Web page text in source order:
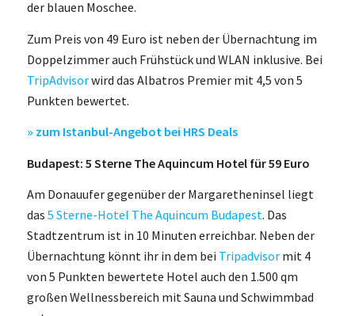
der blauen Moschee.
Zum Preis von 49 Euro ist neben der Übernachtung im
Doppelzimmer auch Frühstück und WLAN inklusive. Bei
TripAdvisorwird das Albatros Premier mit 4,5 von 5
Punkten bewertet.
» zum Istanbul-Angebot bei HRS Deals
Budapest: 5 Sterne The Aquincum Hotel für 59 Euro
Am Donauufer gegenüber der Margaretheninsel liegt
das 5 Sterne-Hotel The Aquincum Budapest. Das
Stadtzentrum ist in 10 Minuten erreichbar. Neben der
Übernachtung könnt ihr in dem bei Tripadvisormit 4
von 5 Punkten bewertete Hotel auch den 1.500 qm
großen Wellnessbereich mit Sauna und Schwimmbad